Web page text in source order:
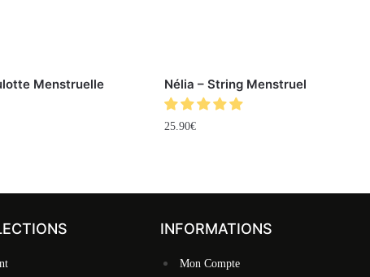
Menstruelle
Nélia – String Menstruel
25.90€
INFORMATIONS
Mon Compte